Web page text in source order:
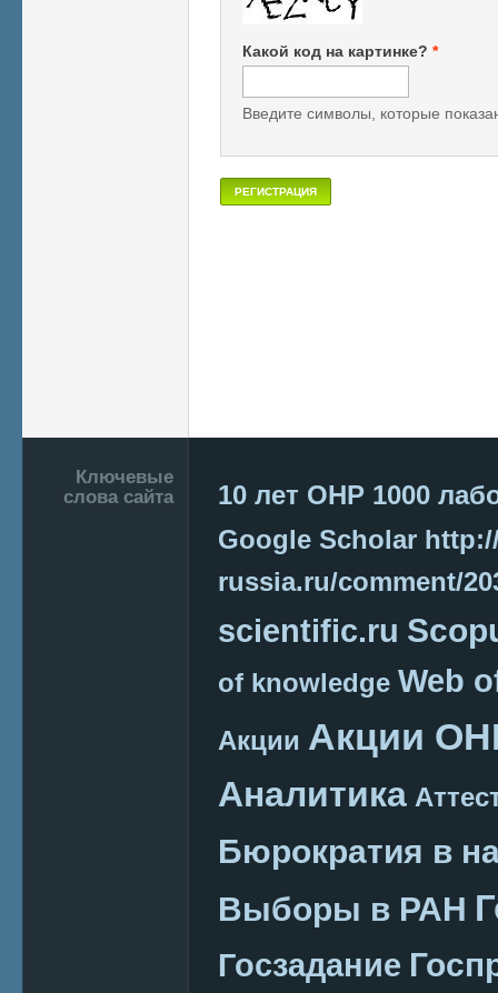
Какой код на картинке? *
Введите символы, которые
Подвал
Ключевые
слова сайта
10 лет ОНР 1000
Google Scholar
russia.ru/comment/
scientific.ru
of knowledge Web
Акции Акции
Аналитика
Бюрократия в
Выборы в РАН
Госзадание